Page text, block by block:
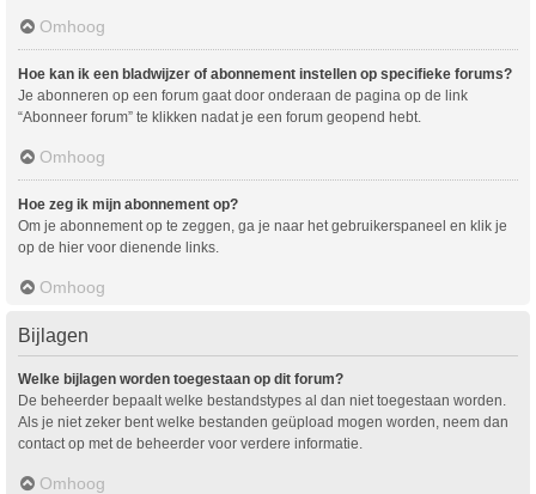
Omhoog
Hoe kan ik een bladwijzer of abonnement instellen op specifieke forums?
Je abonneren op een forum gaat door onderaan de pagina op de link
“Abonneer forum” te klikken nadat je een forum geopend hebt.
Omhoog
Hoe zeg ik mijn abonnement op?
Om je abonnement op te zeggen, ga je naar het gebruikerspaneel en klik je
op de hier voor dienende links.
Omhoog
Bijlagen
Welke bijlagen worden toegestaan op dit forum?
De beheerder bepaalt welke bestandstypes al dan niet toegestaan worden.
Als je niet zeker bent welke bestanden geüpload mogen worden, neem dan
contact op met de beheerder voor verdere informatie.
Omhoog